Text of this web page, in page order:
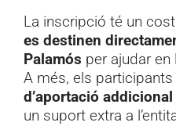
La inscripció té un
es destinen
Palamós per ajudar en
A més, els participants
d’aportació
un suport extra a